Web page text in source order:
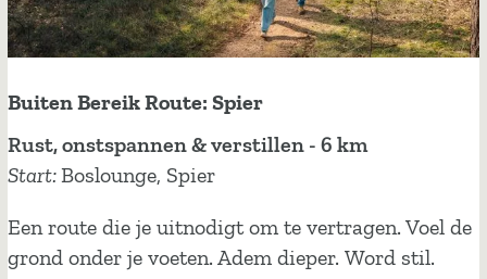
Buiten Bereik Route: Spier
B
u
t
e
Rust, onstspannen & verstillen - 6 km
Start:Boslounge, Spier
Een route die je uitnodigt om te vertragen. Voel de
grond onder je voeten. Adem dieper. Word stil.